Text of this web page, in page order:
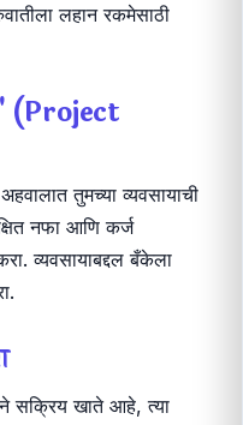
लहान रकमेसाठी
(Project
तुमच्या व्यवसायाची
नफा आणि कर्ज
व्यवसायाबद्दल बँकेला
सक्रिय खाते आहे, त्या